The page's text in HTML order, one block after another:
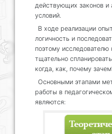
действующих законов и
условий.
В ходе реализации
логичность и
поэтому исследователю
тщательно
когда, как, почему
Основными этапами
работы в
являются: